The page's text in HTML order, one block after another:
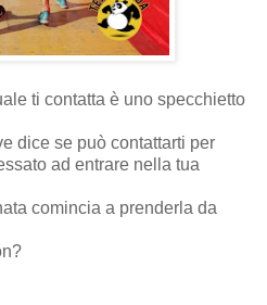
ti contatta è uno specchietto
dice se può contattarti per
ad entrare nella tua
comincia a prenderla da